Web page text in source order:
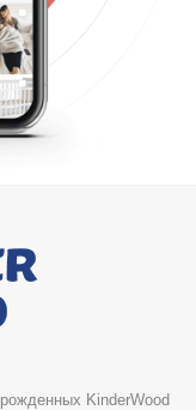
KinderWood